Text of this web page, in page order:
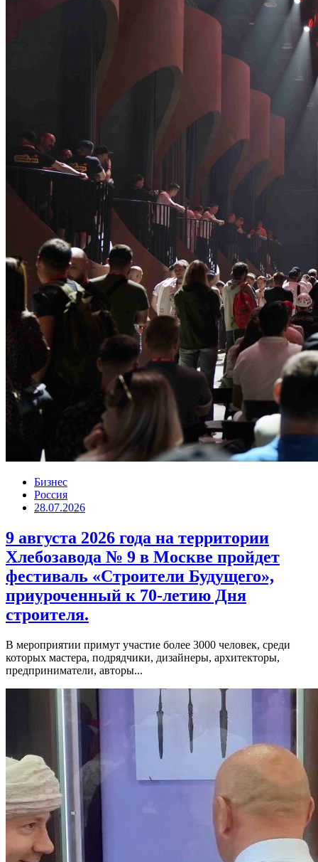
Бизнес
Россия
28.07.2026
9 августа 2026 года на территории
Хлебозавода № 9 в Москве пройдет
фестиваль «Строители Будущего»,
приуроченный к 70-летию Дня
строителя.
В мероприятии примут участие более 3000 человек, среди
которых мастера, подрядчики, дизайнеры, архитекторы,
предприниматели, авторы...